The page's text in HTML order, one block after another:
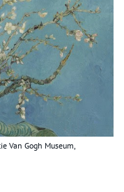
Van Gogh Museum,